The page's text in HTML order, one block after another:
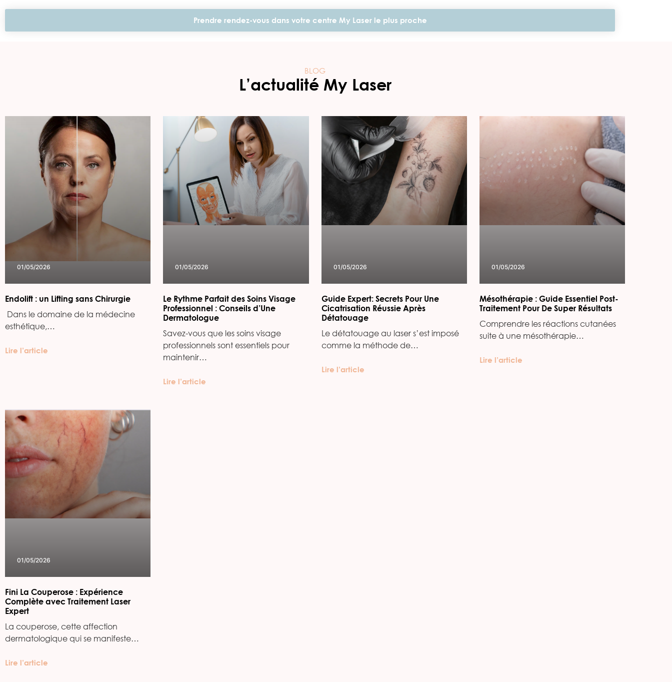
Prendre rendez-vous dans votre centre My Laser le plus proche
BLOG
L’actualité My Laser
01/05/2026
Endolift : un Lifting sans Chirurgie
‍ Dans le domaine de la médecine
esthétique,…
Lire l’article
01/05/2026
Le Rythme Parfait des Soins Visage
Professionnel : Conseils d’Une
Dermatologue
Savez-vous que les soins visage
professionnels sont essentiels pour
maintenir…
Lire l’article
01/05/2026
Guide Expert: Secrets Pour Une
Cicatrisation Réussie Après
Détatouage
Le détatouage au laser s’est imposé
comme la méthode de…
Lire l’article
01/05/2026
Mésothérapie : Guide Essentiel Post-
Traitement Pour De Super Résultats
Comprendre les réactions cutanées
suite à une mésothérapie…
Lire l’article
01/05/2026
Fini La Couperose : Expérience
Complète avec Traitement Laser
Expert
La couperose, cette affection
dermatologique qui se manifeste…
Lire l’article